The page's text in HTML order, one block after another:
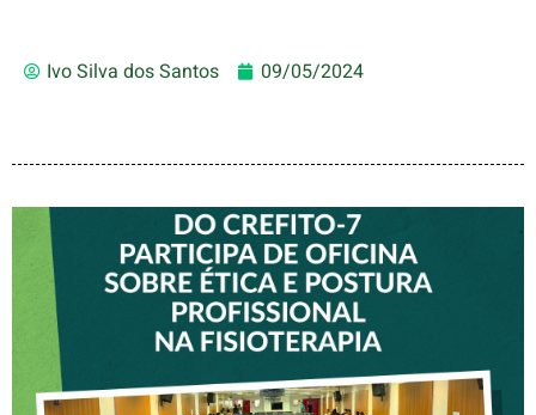
Ivo Silva dos Santos 09/05/2024
VICE-PRESIDENTE DO
CREFITO-7 PARTICIPA DE
OFICINA SOBRE ÉTICA E